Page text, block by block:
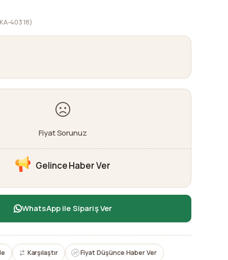
40318)
Fiyat Sorunuz
Gelince Haber Ver
WhatsApp ile Sipariş Ver
Karşılaştır Fiyat Düşünce Haber Ver